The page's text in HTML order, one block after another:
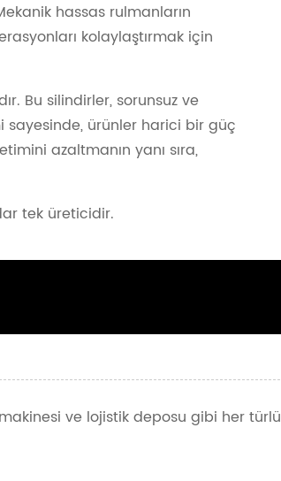
hassas rulmanların
kolaylaştırmak için
Bu silindirler, sorunsuz ve
ürünler harici bir güç
azaltmanın yanı sıra,
tek üreticidir.
ve lojistik deposu gibi her türlü